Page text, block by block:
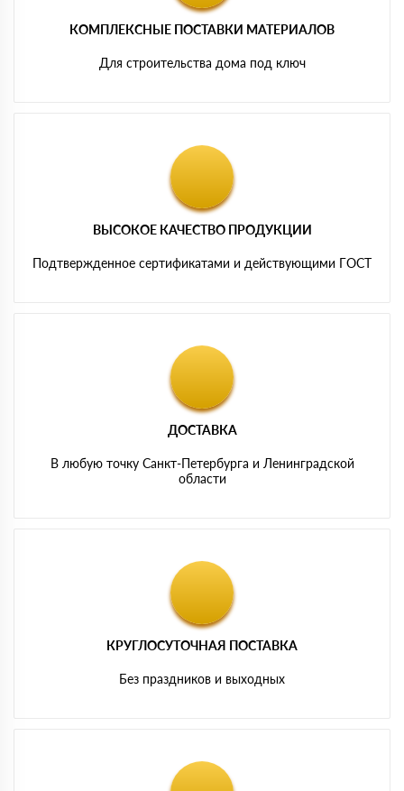
КОМПЛЕКСНЫЕ ПОСТАВКИ МАТЕРИАЛОВ
Для строительства дома под ключ
ВЫСОКОЕ КАЧЕСТВО ПРОДУКЦИИ
Подтвержденное сертификатами и действующими ГОСТ
ДОСТАВКА
В любую точку Санкт-Петербурга и Ленинградской
области
КРУГЛОСУТОЧНАЯ ПОСТАВКА
Без праздников и выходных